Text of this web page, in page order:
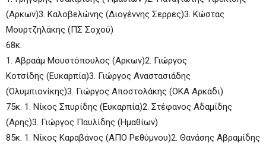
(Αρκων)3. Καλοβελώνης (Διογέννης Σερρες)3. Κώστας
Μουρτζηλάκης (ΠΣ Σοχού)
68κ.
1. Αβραάμ Μουστόπουλος (Αρκων)2. Γιώργος
Κοτσίδης (Ευκαρπία)3. Γιώργος Αναστασιάδης
(Ολυμπιονίκης)3. Γιώργος Αποστολάκης (ΟΚΑ Αρκάδι)
75κ. 1. Νίκος Σπυρίδης (Ευκαρπία)2. Στέφανος Αδαμίδης
(Αρης)3. Γιώργος Παυλίδης (Ημαθίων)
85κ. 1. Νίκος Καραβάνος (ΑΠΟ Ρεθύμνου)2. Θανάσης Αβραμίδης